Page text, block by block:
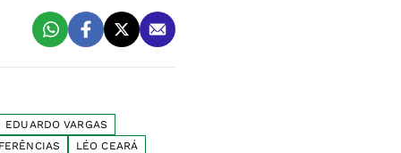
EDUARDO VARGAS
LÉO CEARÁ